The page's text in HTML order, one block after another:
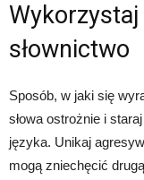
słownictwo
Sposób, w jaki się
słowa ostrożnie i
języka. Unikaj
mogą zniechęcić